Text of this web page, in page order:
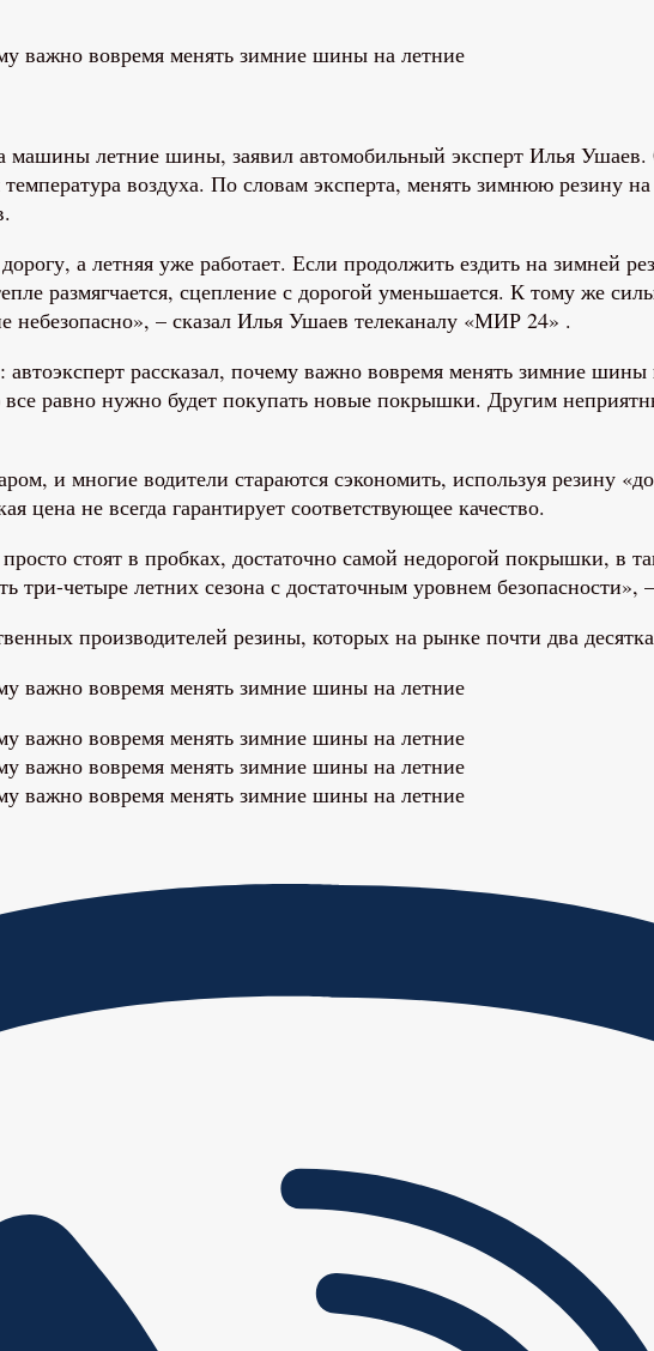
машины летние шины, заявил автомобильный эксперт Илья
воздуха. По словам эксперта, менять зимнюю резину
а летняя уже работает. Если продолжить ездить на
размягчается, сцепление с дорогой уменьшается. К тому же
небезопасно», – сказал Илья Ушаев телеканалу «МИР 24» .
равно нужно будет покупать новые покрышки. Другим
и многие водители стараются сэкономить, используя резину
цена не всегда гарантирует соответствующее качество.
стоят в пробках, достаточно самой недорогой покрышки, в
три-четыре летних сезона с достаточным уровнем
производителей резины, которых на рынке почти два